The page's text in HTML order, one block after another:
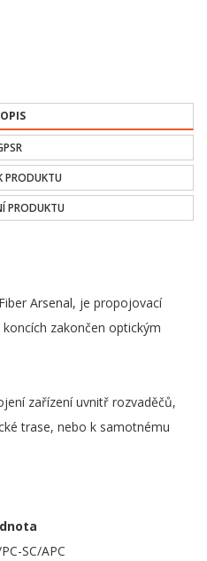
PRODUKTU
Arsenal, je propojovací
zakončen optickým
zařízení uvnitř rozvaděčů,
trase, nebo k samotnému
SC/APC